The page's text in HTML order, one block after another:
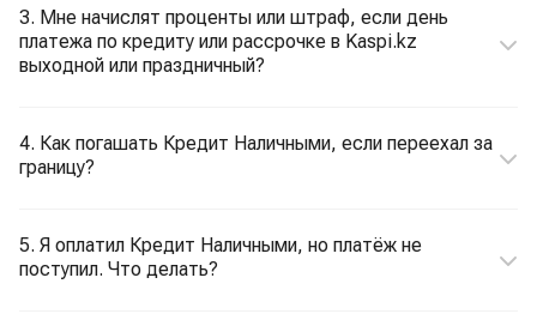
3. Мне начислят проценты или штраф, если день
платежа по кредиту или рассрочке в Kaspi.kz
выходной или праздничный?
4. Как погашать Кредит Наличными, если переехал за
границу?
5. Я оплатил Кредит Наличными, но платёж не
поступил. Что делать?